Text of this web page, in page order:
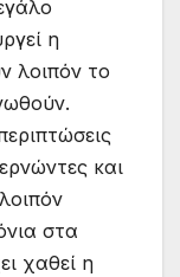
η
λοιπόν το
και
στα
χαθεί η